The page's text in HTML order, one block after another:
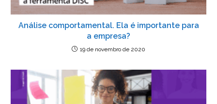
Análise comportamental. Ela é importante para
a empresa?
19 de novembro de 2020